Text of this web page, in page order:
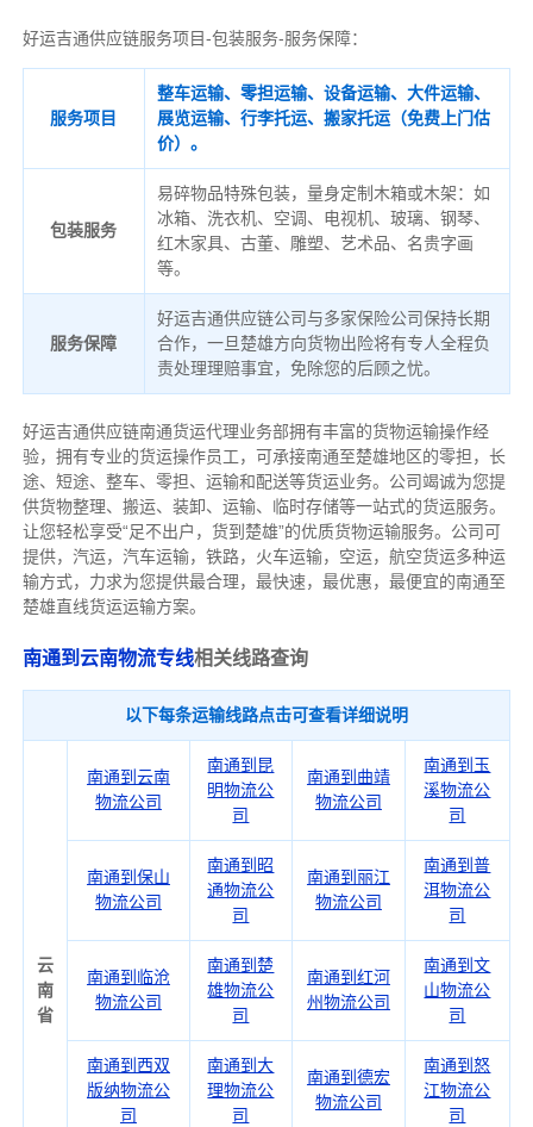
好运吉通供应链服务项目-包装服务-服务保障：
服务项目
整车运输、零担运输、设备运输、大件运输、
展览运输、行李托运、搬家托运（免费上门估
价）。
包装服务
易碎物品特殊包装，量身定制木箱或木架：如
冰箱、洗衣机、空调、电视机、玻璃、钢琴、
红木家具、古董、雕塑、艺术品、名贵字画
等。
服务保障
好运吉通供应链公司与多家保险公司保持长期
合作，一旦楚雄方向货物出险将有专人全程负
责处理理赔事宜，免除您的后顾之忧。
好运吉通供应链南通货运代理业务部拥有丰富的货物运输操作经
验，拥有专业的货运操作员工，可承接南通至楚雄地区的零担，长
途、短途、整车、零担、运输和配送等货运业务。公司竭诚为您提
供货物整理、搬运、装卸、运输、临时存储等一站式的货运服务。
让您轻松享受“足不出户，货到楚雄”的优质货物运输服务。公司可
提供，汽运，汽车运输，铁路，火车运输，空运，航空货运多种运
输方式，力求为您提供最合理，最快速，最优惠，最便宜的南通至
楚雄直线货运运输方案。
南通到云南物流专线相关线路查询
以下每条运输线路点击可查看详细说明
云
南
省
南通到云南
物流公司
南通到昆
明物流公
司
南通到曲靖
物流公司
南通到玉
溪物流公
司
南通到保山
物流公司
南通到昭
通物流公
司
南通到丽江
物流公司
南通到普
洱物流公
司
南通到临沧
物流公司
南通到楚
雄物流公
司
南通到红河
州物流公司
南通到文
山物流公
司
南通到西双
版纳物流公
司
南通到大
理物流公
司
南通到德宏
物流公司
南通到怒
江物流公
司